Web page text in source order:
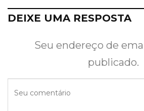
DEIXE UMA RESPOSTA
Seu endereço de
publicado.